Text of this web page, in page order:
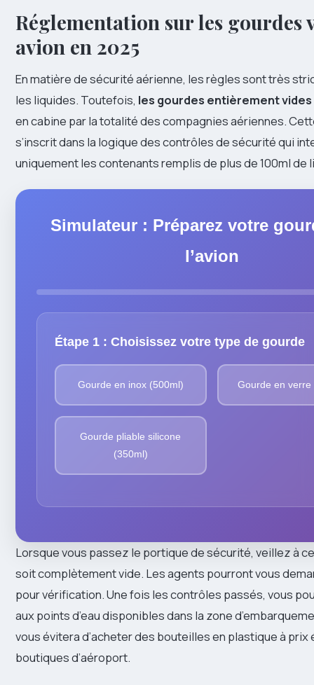
Réglementation sur les gourdes
avion en 2025
En matière de sécurité aérienne, les règles sont très
les liquides. Toutefois, les gourdes entièrement
en cabine par la totalité des compagnies aériennes.
s’inscrit dans la logique des contrôles de sécurité qui
uniquement les contenants remplis de plus de 100ml de
Simulateur : Préparez votre
l’avion
Étape 1 : Choisissez votre type de gourde
Gourde en inox (500ml) Gourde en verre
Gourde pliable silicone
(350ml)
Lorsque vous passez le portique de sécurité, veillez à
soit complètement vide. Les agents pourront vous
pour vérification. Une fois les contrôles passés, vous
aux points d’eau disponibles dans la zone
vous évitera d’acheter des bouteilles en plastique à prix
boutiques d’aéroport.